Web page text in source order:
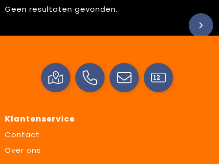
Geen resultaten gevonden.
Klantenservice
Contact
Over ons